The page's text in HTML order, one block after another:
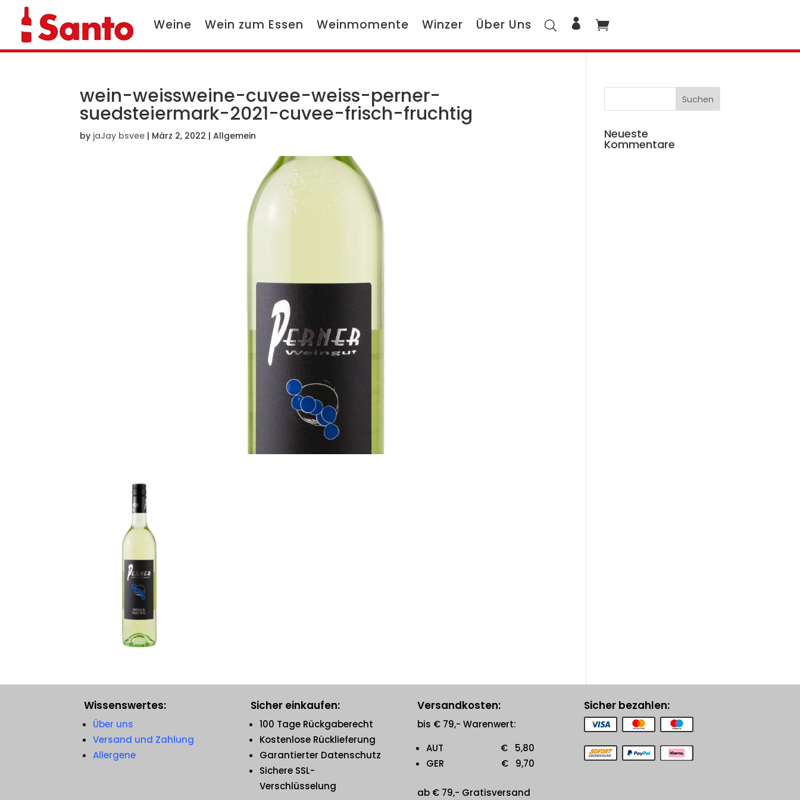
Weine Wein zum Essen Weinmomente Winzer Über Uns
wein-weissweine-cuvee-weiss-perner-
suedsteiermark-2021-cuvee-frisch-fruchtig
by jaJay bsvee | März 2, 2022 | Allgemein Neueste
Kommentare
Wissenswertes:
Über uns
Versand und Zahlung
Allergene
Sicher einkaufen:
100 Tage Rückgaberecht
Kostenlose Rücklieferung
Garantierter Datenschutz
Sichere SSL-
Verschlüsselung
Versandkosten:
bis € 79,- Warenwert:
AUT € 5,80
GER € 9,70
ab € 79,- Gratisversand
Sicher bezahlen: